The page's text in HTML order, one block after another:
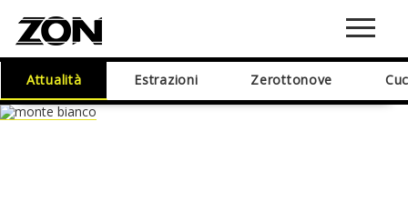
Attualità Estrazioni Zerottonove